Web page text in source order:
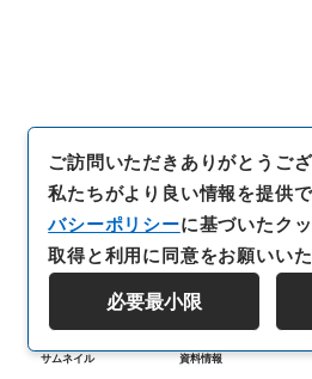
サムネイル 資料情報
ご訪問いただきありがとうござ
私たちがより良い情報を提供で
バシーポリシーに基づいたク
取得と利用に同意をお願いいた
必要最小限